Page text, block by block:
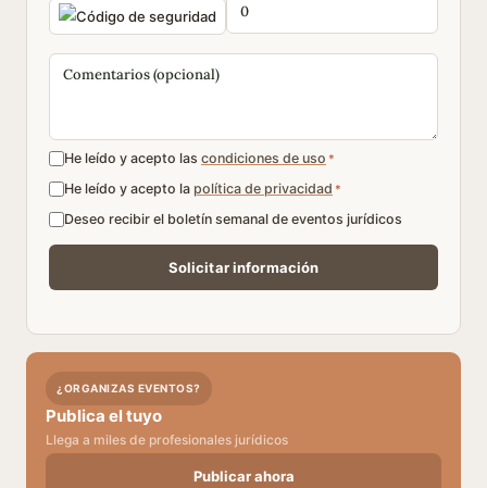
He leído y acepto las condiciones de uso *
He leído y acepto la política de privacidad *
Deseo recibir el boletín semanal de eventos jurídicos
¿ORGANIZAS EVENTOS?
Publica el tuyo
Llega a miles de profesionales jurídicos
Publicar ahora